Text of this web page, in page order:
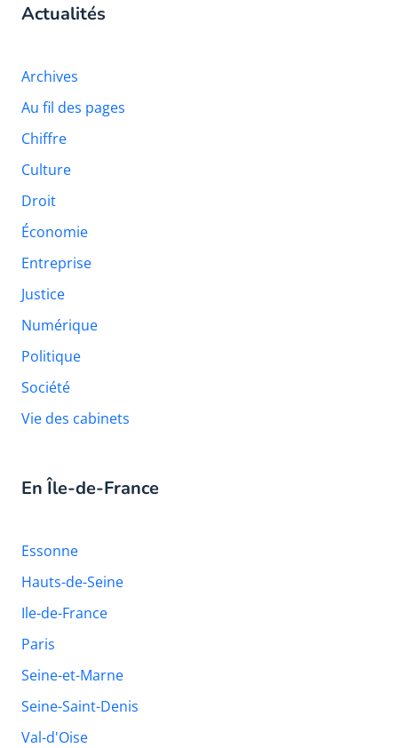
Actualités
Archives
Au fil des pages
Chiffre
Culture
Droit
Économie
Entreprise
Justice
Numérique
Politique
Société
Vie des cabinets
En Île-de-France
Essonne
Hauts-de-Seine
Ile-de-France
Paris
Seine-et-Marne
Seine-Saint-Denis
Val-d'Oise